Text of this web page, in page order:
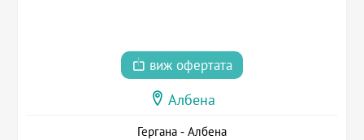
виж офертата
Албена
Гергана - Албена